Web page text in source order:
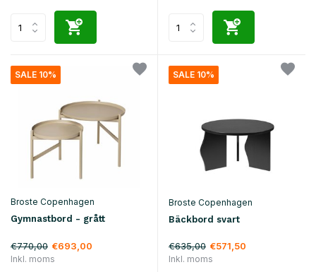
SALE 10%
Broste Copenhagen
Gymnastbord - grått
€770,00 €693,00
Inkl. moms
SALE 10%
Broste Copenhagen
Bäckbord svart
€635,00 €571,50
Inkl. moms